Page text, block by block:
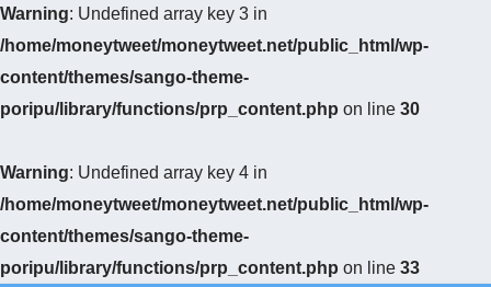
Warning: Undefined array key 3 in
/home/moneytweet/moneytweet.net/public_html/wp-
content/themes/sango-theme-
poripu/library/functions/prp_content.php on line 30
Warning: Undefined array key 4 in
/home/moneytweet/moneytweet.net/public_html/wp-
content/themes/sango-theme-
poripu/library/functions/prp_content.php on line 33